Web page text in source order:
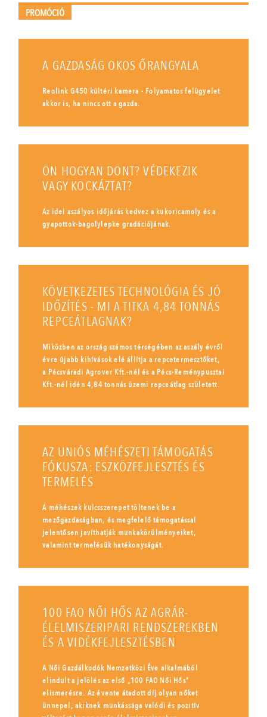
PROMÓCIÓ
A GAZDASÁG OKOS ŐRANGYALA
Reolink G450 kültéri kamera - Folyamatos felügyelet
akkor is, ha nincs ott a gazda.
ÖN HOGYAN DÖNT? VÉDEKEZIK
VAGY KOCKÁZTAT?
Az idei aszályos időjárás kedvez a kukoricamoly és a
gyapottok-bagolylepke gradációjának.
KÖVETKEZETES TECHNOLÓGIA ÉS JÓ
IDŐZÍTÉS - MI A TITKA 4,84 TONNÁS
REPCEÁTLAGNAK?
Miközben az ország számos térségében az aszály évről
évre újabb kihívások elé állítja a repcetermesztőket,
a Pécsváradi Agrover Kft.-nél és a Pécs-Reménypusztai
Kft.-nél idén 4,84 tonnás üzemi repceátlag született.
AZ UNIÓS MÉHÉSZETI TÁMOGATÁS
FÓKUSZA: ESZKÖZFEJLESZTÉS ÉS
TERMELÉS
A méhészek kulcsszerepet töltenek be a
mezőgazdaságban, és megfelelő támogatással
jelentősen javíthatják munkakörülményeiket,
valamint termelésük hatékonyságát.
100 FAO NŐI HŐS AZ AGRÁR-
ÉLELMISZERIPARI RENDSZEREKBEN
ÉS A VIDÉKFEJLESZTÉSBEN
A Női Gazdálkodók Nemzetközi Éve alkalmából
elindult a jelölés az első „100 FAO Női Hős”
elismerésre. Az évente átadott díj olyan nőket
ünnepel, akiknek munkássága valódi és pozitív